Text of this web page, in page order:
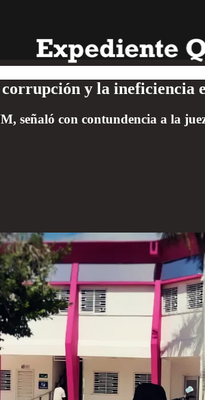
y la ineficiencia
señaló con contundencia a la